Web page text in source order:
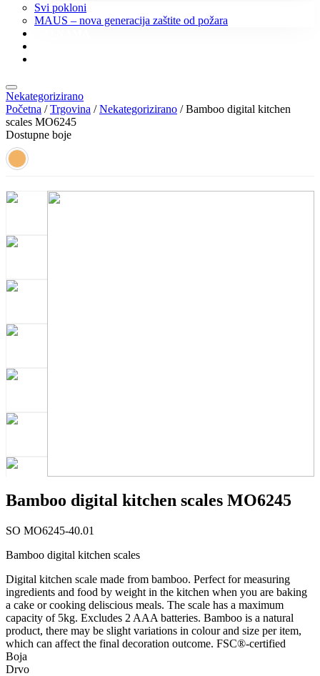
Svi pokloni
MAUS – nova generacija zaštite od požara
Nekategorizirano
Početna /Trgovina /Nekategorizirano / Bamboo digital kitchen
scales MO6245
Dostupne boje
Bamboo digital kitchen scales MO6245
SO MO6245-40.01
Bamboo digital kitchen scales
Digital kitchen scale made from bamboo. Perfect for measuring
ingredients and food by weight in the kitchen when you are baking
a cake or cooking deliscious meals. The scale has a maximum
capacity of 5kg. Excludes 2 AAA batteries. Bamboo is a natural
product, there may be slight variations in colour and size per item,
which can affect the final decoration outcome. FSC®-certified
Boja
Drvo